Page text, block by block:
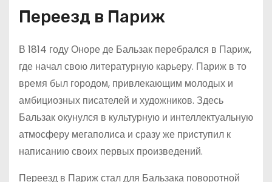
Переезд в Париж
В 1814 году Оноре де Бальзак перебрался в Париж,
где начал свою литературную карьеру. Париж в то
время был городом, привлекающим молодых и
амбициозных писателей и художников. Здесь
Бальзак окунулся в культурную и интеллектуальную
атмосферу мегаполиса и сразу же приступил к
написанию своих первых произведений.
Переезд в Париж стал для Бальзака поворотной